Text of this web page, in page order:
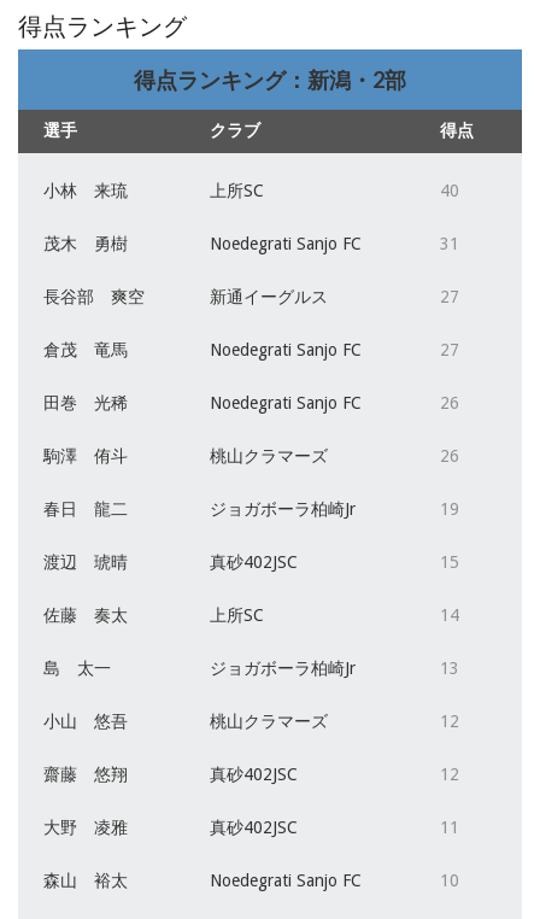
得点ランキング
得点ランキング：新潟・2部
選手 クラブ 得点
小林 来琉 上所SC 40
茂木 勇樹 Noedegrati Sanjo FC 31
長谷部 爽空 新通イーグルス 27
倉茂 竜馬 Noedegrati Sanjo FC 27
田巻 光稀 Noedegrati Sanjo FC 26
駒澤 侑斗 桃山クラマーズ 26
春日 龍二 ジョガボーラ柏崎Jr 19
渡辺 琥晴 真砂402JSC 15
佐藤 奏太 上所SC 14
島 太一 ジョガボーラ柏崎Jr 13
小山 悠吾 桃山クラマーズ 12
齋藤 悠翔 真砂402JSC 12
大野 凌雅 真砂402JSC 11
森山 裕太 Noedegrati Sanjo FC 10